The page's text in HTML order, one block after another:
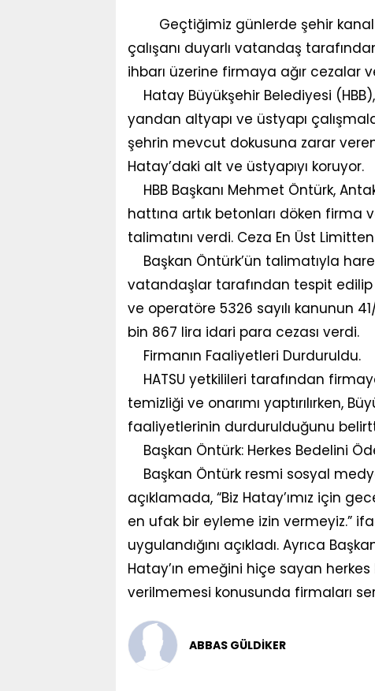
Geçtiğimiz günlerde şehir
çalışanı duyarlı vatandaş
ihbarı üzerine firmaya ağır cezalar
Hatay Büyükşehir Belediyesi
yandan altyapı ve üstyapı
şehrin mevcut dokusuna zarar
Hatay’daki alt ve üstyapıyı koruyor.
HBB Başkanı Mehmet Öntürk,
hattına artık betonları döken firma
talimatını verdi. Ceza En Üst
Başkan Öntürk’ün talimatıyla
vatandaşlar tarafından tespit edilip
ve operatöre 5326 sayılı kanunun
bin 867 lira idari para cezası verdi.
Firmanın Faaliyetleri Durduruldu.
HATSU yetkilileri tarafından
temizliği ve onarımı yaptırılırken,
faaliyetlerinin durdurulduğunu
Başkan Öntürk: Herkes Bedelini
Başkan Öntürk resmi sosyal
açıklamada, “Biz Hatay’ımız için
en ufak bir eyleme izin vermeyiz.”
uygulandığını açıkladı. Ayrıca
Hatay’ın emeğini hiçe sayan
verilmemesi konusunda firmaları
ABBAS GÜLDİKER